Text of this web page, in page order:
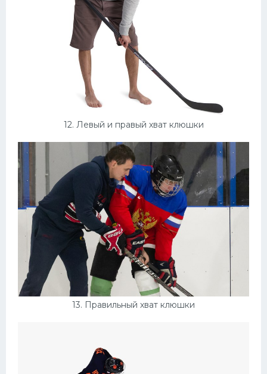
12. Левый и правый хват клюшки
13. Правильный хват клюшки